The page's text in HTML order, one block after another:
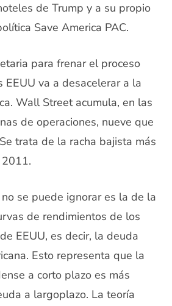
de Trump y a su propio
Save America PAC.
para frenar el proceso
EEUU va a desacelerar a la
Wall Street acumula, en las
de operaciones, nueve que
trata de la racha bajista más
se puede ignorar es la de la
de rendimientos de los
EEUU, es decir, la deuda
Esto representa que la
a corto plazo es más
a largoplazo. La teoría